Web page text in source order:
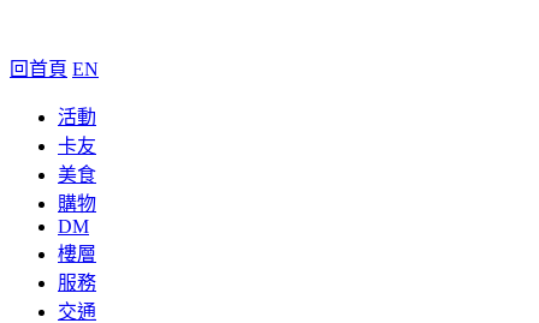
回首頁 EN
活動
卡友
美食
購物
DM
樓層
服務
交通